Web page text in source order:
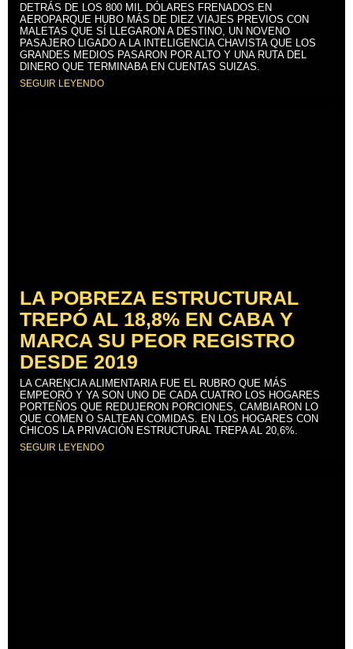
DETRÁS DE LOS 800 MIL DÓLARES FRENADOS EN
AEROPARQUE HUBO MÁS DE DIEZ VIAJES PREVIOS CON
MALETAS QUE SÍ LLEGARON A DESTINO, UN NOVENO
PASAJERO LIGADO A LA INTELIGENCIA CHAVISTA QUE LOS
GRANDES MEDIOS PASARON POR ALTO Y UNA RUTA DEL
DINERO QUE TERMINABA EN CUENTAS SUIZAS.
SEGUIR LEYENDO
LA POBREZA ESTRUCTURAL
TREPÓ AL 18,8% EN CABA Y
MARCA SU PEOR REGISTRO
DESDE 2019
LA CARENCIA ALIMENTARIA FUE EL RUBRO QUE MÁS
EMPEORÓ Y YA SON UNO DE CADA CUATRO LOS HOGARES
PORTEÑOS QUE REDUJERON PORCIONES, CAMBIARON LO
QUE COMEN O SALTEAN COMIDAS. EN LOS HOGARES CON
CHICOS LA PRIVACIÓN ESTRUCTURAL TREPA AL 20,6%.
SEGUIR LEYENDO